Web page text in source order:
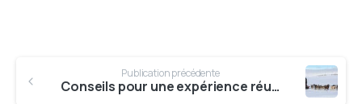
Publication précédente
Conseils pour une expérience réussie en chien de traîneau